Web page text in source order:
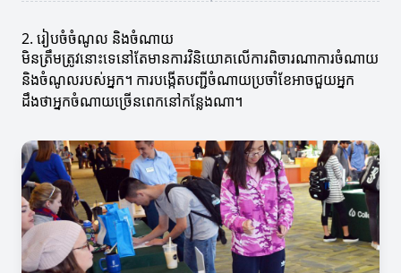
2. រៀបចំចំណូល និងចំណាយ
មិនត្រឹមត្រូវនោះទេនៅតែមានការវិនិយោគលើការពិចារណាការចំណាយ
និងចំណូលរបស់អ្នក។ ការបង្កើតបញ្ជីចំណាយប្រចាំខែអាចជួយអ្នក
ដឹងថាអ្នកចំណាយច្រើនពេកនៅកន្លែងណា។